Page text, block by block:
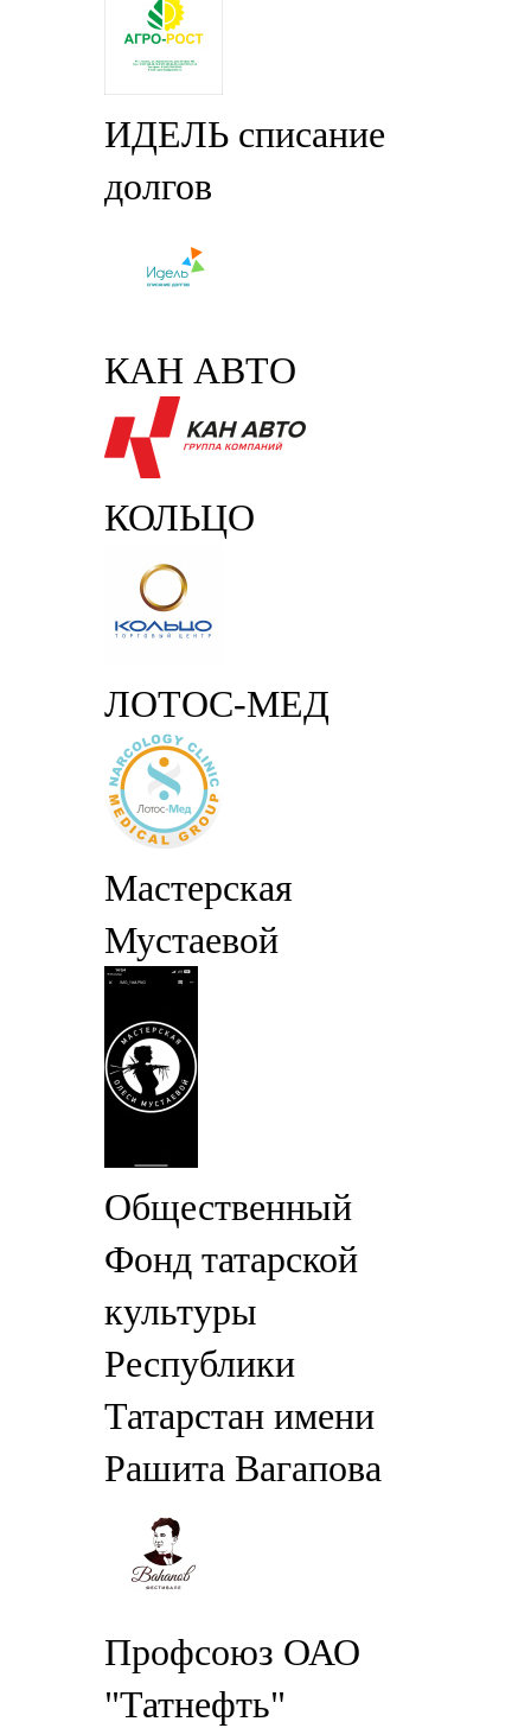
ИДЕЛЬ списание
долгов
КАН АВТО
КОЛЬЦО
ЛОТОС-МЕД
Мастерская
Мустаевой
Общественный
Фонд татарской
культуры
Республики
Татарстан имени
Рашита Вагапова
Профсоюз ОАО
"Татнефть"